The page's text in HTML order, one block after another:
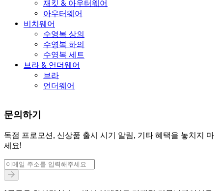
재킷 & 아우터웨어
아우터웨어
비치웨어
수영복 상의
수영복 하의
수영복 세트
브라 & 언더웨어
브라
언더웨어
문의하기
독점 프로모션, 신상품 출시 시기 알림, 기타 혜택을 놓치지 마
세요!